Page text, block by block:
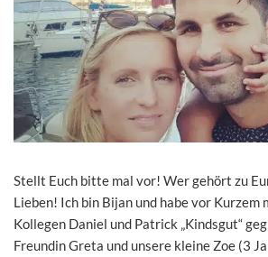
Stellt Euch bitte mal vor! Wer gehört zu
Lieben! Ich bin Bijan und habe vor Kurzem
Kollegen Daniel und Patrick „Kindsgut“
Freundin Greta und unsere kleine Zoe (3